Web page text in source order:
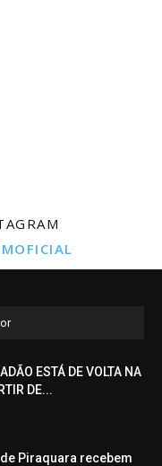
ESTÁ DE VOLTA NA
DE...
Piraquara recebem